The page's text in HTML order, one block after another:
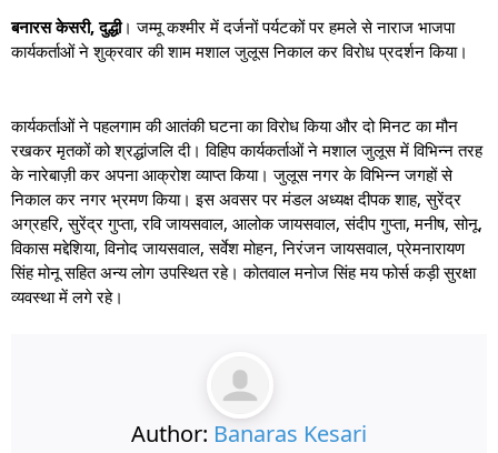
बनारस केसरी, दुद्धी। जम्मू कश्मीर में दर्जनों पर्यटकों पर हमले से नाराज भाजपा
कार्यकर्ताओं ने शुक्रवार की शाम मशाल जुलूस निकाल कर विरोध प्रदर्शन किया।
कार्यकर्ताओं ने पहलगाम की आतंकी घटना का विरोध किया और दो मिनट का मौन
रखकर मृतकों को श्रद्धांजलि दी। विहिप कार्यकर्ताओं ने मशाल जुलूस में विभिन्न तरह
के नारेबाज़ी कर अपना आक्रोश व्याप्त किया। जुलूस नगर के विभिन्न जगहों से
निकाल कर नगर भ्रमण किया। इस अवसर पर मंडल अध्यक्ष दीपक शाह, सुरेंद्र
अग्रहरि, सुरेंद्र गुप्ता, रवि जायसवाल, आलोक जायसवाल, संदीप गुप्ता, मनीष, सोनू,
विकास मद्देशिया, विनोद जायसवाल, सर्वेश मोहन, निरंजन जायसवाल, प्रेमनारायण
सिंह मोनू सहित अन्य लोग उपस्थित रहे। कोतवाल मनोज सिंह मय फोर्स कड़ी सुरक्षा
व्यवस्था में लगे रहे।
Author: Banaras Kesari